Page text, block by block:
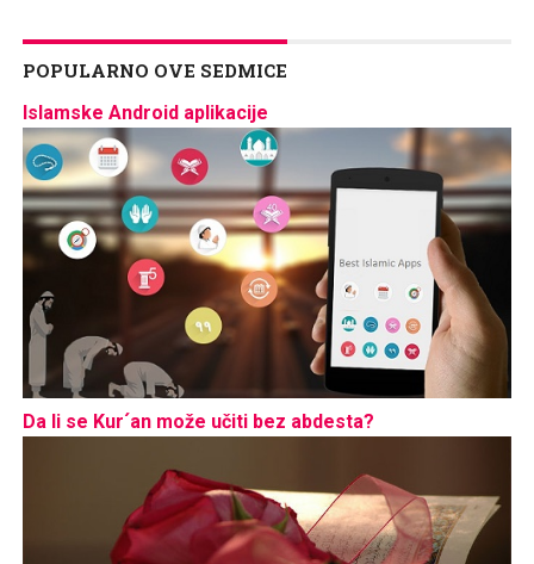
POPULARNO OVE SEDMICE
Islamske Android aplikacije
Da li se Kur´an može učiti bez abdesta?